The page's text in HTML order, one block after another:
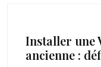
Installer une
ancienne :